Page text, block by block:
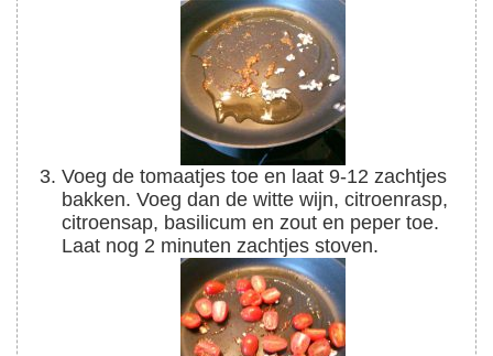
Voeg de tomaatjes toe en laat 9-12 zachtjes
bakken. Voeg dan de witte wijn, citroenrasp,
citroensap, basilicum en zout en peper toe.
Laat nog 2 minuten zachtjes stoven.